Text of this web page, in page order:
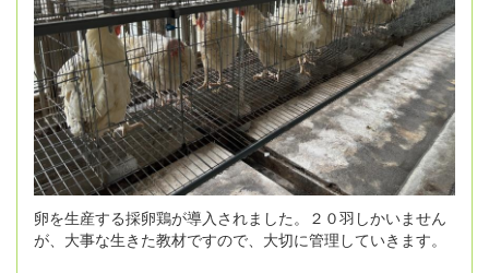
卵を生産する採卵鶏が導入されました。２０羽しかいません
が、大事な生きた教材ですので、大切に管理していきます。